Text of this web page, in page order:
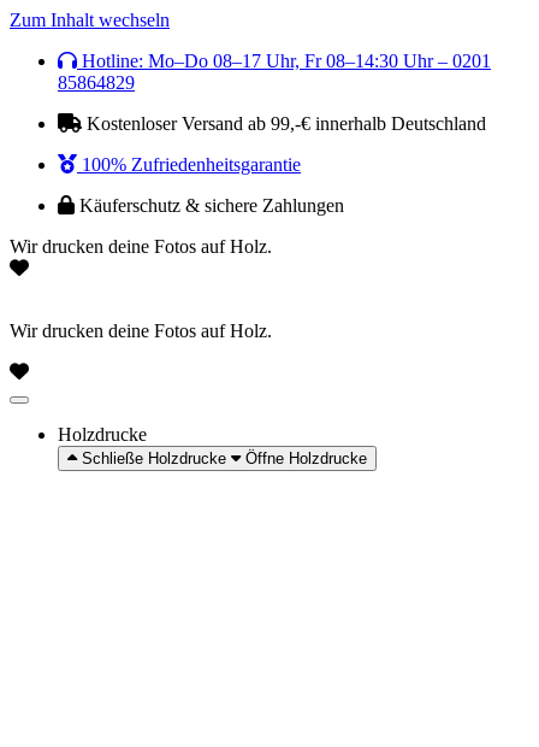
Zum Inhalt wechseln
Hotline: Mo–Do 08–17 Uhr, Fr 08–14:30 Uhr – 0201
85864829
Kostenloser Versand ab 99,-€ innerhalb Deutschland
100% Zufriedenheitsgarantie
Käuferschutz & sichere Zahlungen
Wir drucken deine Fotos auf Holz.
Wir drucken deine Fotos auf Holz.
Holzdrucke
Schließe Holzdrucke Öffne Holzdrucke